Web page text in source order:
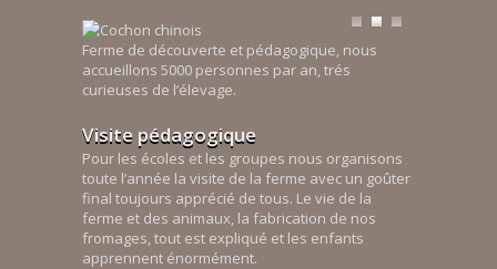
Ferme de découverte et pédagogique, nous
accueillons 5000 personnes par an, trés
curieuses de l’élevage.
Visite pédagogique
Pour les écoles et les groupes nous organisons
toute l’année la visite de la ferme avec un goûter
final toujours apprécié de tous. Le vie de la
ferme et des animaux, la fabrication de nos
fromages, tout est expliqué et les enfants
apprennent énormément.